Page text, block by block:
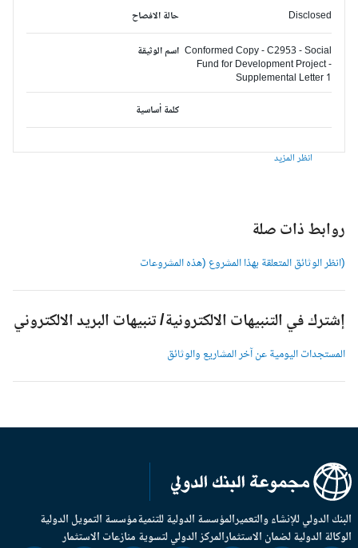
حالة الافصاح Disclosed
اسم الوثيقة Conformed Copy - C2953 - Social
Fund for Development Project -
Supplemental Letter 1
كلمة أساسية
انظر المزيد
روابط ذات صلة
(انظر الوثائق المتعلقة بهذا المشروع (هذه المشروعات
إشترك في التنبيهات الالكترونية/ تنبيهات البريد الالكتروني
المستجدات اليومية عن آخر المشاريع والوثائق
الدولي للإنشاء والتعميرالمؤسسة الدولية للتنميةمؤسسة التمويل الدولية
الدولية لضمان الاستثمارالمركز الدولي لتسوية منازعات الاستثمار